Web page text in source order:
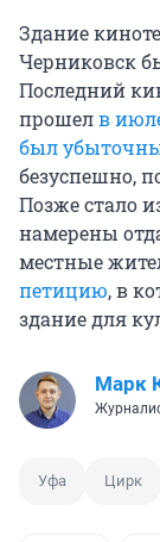
Здание
Черниковск
Последний
прошелв
был
безуспешно,
Позже стало
намерены
местные
петицию, в
здание для
Марк
Уфа Цирк